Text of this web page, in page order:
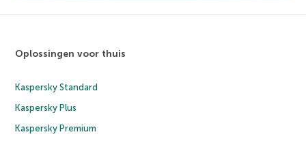
Oplossingen voor thuis
Kaspersky Standard
Kaspersky Plus
Kaspersky Premium